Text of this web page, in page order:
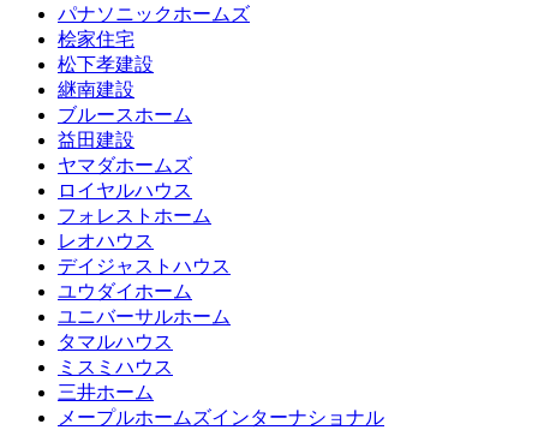
パナソニックホームズ
桧家住宅
松下孝建設
継南建設
ブルースホーム
益田建設
ヤマダホームズ
ロイヤルハウス
フォレストホーム
レオハウス
デイジャストハウス
ユウダイホーム
ユニバーサルホーム
タマルハウス
ミスミハウス
三井ホーム
メープルホームズインターナショナル